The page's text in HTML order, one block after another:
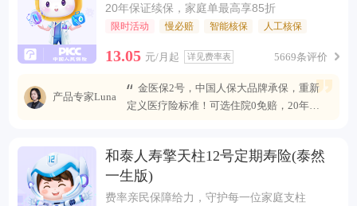
20年保证续保，家庭单最高享85折
限时活动 慢必赔 智能核保 人工核保
13.05 元/月起 详见费率表 5669条评价
产品专家Luna
金医保2号，中国人保大品牌承保，重新
定义医疗险标准！可选住院0免赔，20年安
和泰人寿擎天柱12号定期寿险(泰然
一生版)
费率亲民保障给力，守护每一位家庭支柱